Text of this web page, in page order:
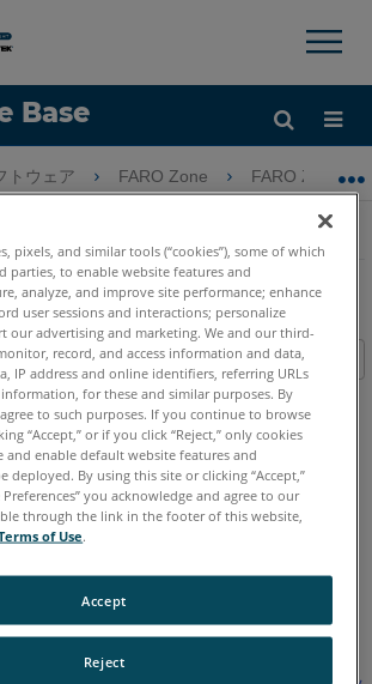
Base
インイン
×
層を展開/折りたたむ
トウェア FARO Zone FARO Zone
でのVRトレーニング環境の作
2026 2025 2024 2023 2022
pixels, and similar tools (“cookies”), some of which
parties, to enable website features and
analyze, and improve site performance; enhance
user sessions and interactions; personalize
our advertising and marketing. We and our third-
record, and access information and data,
IP address and online identifiers, referring URLs
for these and similar purposes. By
to such purposes. If you continue to browse
“Accept,” or if you click “Reject,” only cookies
and enable default website features and
deployed. By using this site or clicking “Accept,”
Preferences” you acknowledge and agree to our
through the link in the footer of this website,
of Use.
Reject
Accept